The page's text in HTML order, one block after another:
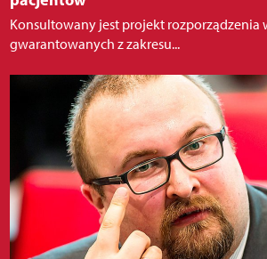
Konsultowany jest projekt rozporządzenia
gwarantowanych z zakresu...